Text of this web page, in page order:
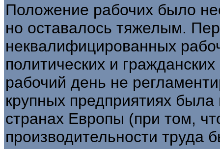
Положение рабочих было
но оставалось тяжелым.
неквалифицированных
политических и
рабочий день не
крупных предприятиях
странах Европы (при том,
производительности